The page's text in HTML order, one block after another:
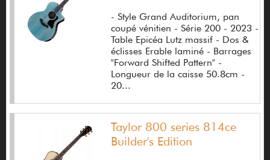
DV Mark
Dynaudio
E.T. Blues Guitares
Eagle mountain
Eagletone
- Style Grand Auditorium, pan
coupé vénitien - Série 200 - 2023 -
Table Epicéa Lutz massif - Dos &
éclisses Erable laminé - Barrages
"Forward Shifted Pattern" -
Longueur de la caisse 50.8cm -
20...
Taylor 800 series 814ce
Builder's Edition